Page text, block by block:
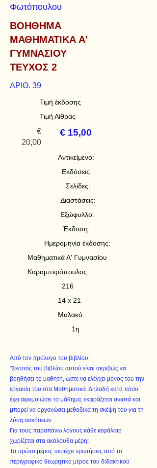
Φωτόπουλου
ΒΟΗΘΗΜΑ
ΜΑΘΗΜΑΤΙΚΑ Α'
ΓΥΜΝΑΣΙΟΥ
ΤΕΥΧΟΣ 2
ΑΡΙΘ. 39
Τιμή έκδοσης
Τιμή Αίθρας
€
20,00
€ 15,00
Αντικείμενο:
Εκδόσεις:
Σελίδες:
Διαστάσεις:
Εξώφυλλο:
Έκδοση:
Ημερομηνία έκδοσης:
Μαθηματικά Α' Γυμνασίου
Καραμπερόπουλος
216
14 x 21
Μαλακό
1η
Από τον πρόλογο του βιβλίου:
"Σκοπός του βιβλίου αυτού είναι ακριβώς να
βοηθήσει το μαθητή, ώστε να ελέγχει μόνος του την
εργασία του στα Μαθηματικά. Δηλαδή κατά πόσο
έχει αφομοιώσει το μάθημα, εκφράζεται σωστά και
μπορεί να οργανώσει μεθοδικά τη σκέψη του για τη
λύση ασκήσεων.
Για τους παραπάνω λόγους κάθε κεφάλαιο
χωρίζεται στα ακόλουθα μέρη:
Το πρώτο μέρος περιέχει ερωτήσεις από το
περιγραφικό θεωρητικό μέρος του διδακτικού